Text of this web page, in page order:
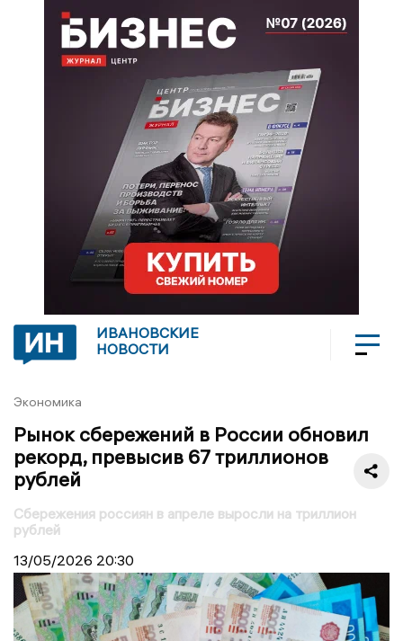
ИВАНОВСКИЕ
НОВОСТИ
Экономика
Рынок сбережений в России обновил
рекорд, превысив 67 триллионов
рублей
Сбережения россиян в апреле выросли на триллион
рублей
13/05/2026 20:30